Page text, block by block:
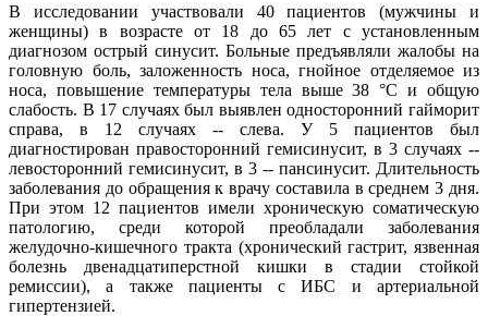
В исследовании участвовали 40 пациентов (мужчины и
женщины) в возрасте от 18 до 65 лет с установленным
диагнозом острый синусит. Больные предъявляли жалобы на
головную боль, заложенность носа, гнойное отделяемое из
носа, повышение температуры тела выше 38 °С и общую
слабость. В 17 случаях был выявлен односторонний гайморит
справа, в 12 случаях -- слева. У 5 пациентов был
диагностирован правосторонний гемисинусит, в 3 случаях --
левосторонний гемисинусит, в 3 -- пансинусит. Длительность
заболевания до обращения к врачу составила в среднем 3 дня.
При этом 12 пациентов имели хроническую соматическую
патологию, среди которой преобладали заболевания
желудочно-кишечного тракта (хронический гастрит, язвенная
болезнь двенадцатиперстной кишки в стадии стойкой
ремиссии), а также пациенты с ИБС и артериальной
гипертензией.